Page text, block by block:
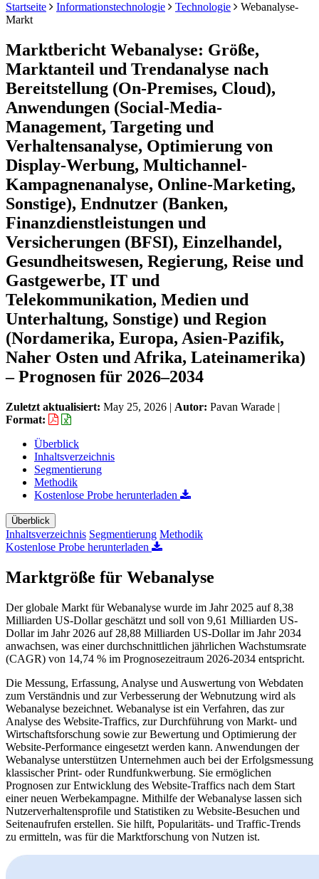
Startseite Informationstechnologie Technologie
Webanalyse-
Markt
Marktbericht Webanalyse: Größe,
Marktanteil und Trendanalyse nach
Bereitstellung (On-Premises, Cloud),
Anwendungen (Social-Media-
Management, Targeting und
Verhaltensanalyse, Optimierung von
Display-Werbung, Multichannel-
Kampagnenanalyse, Online-Marketing,
Sonstige), Endnutzer (Banken,
Finanzdienstleistungen und
Versicherungen (BFSI), Einzelhandel,
Gesundheitswesen, Regierung, Reise und
Gastgewerbe, IT und
Telekommunikation, Medien und
Unterhaltung, Sonstige) und Region
(Nordamerika, Europa, Asien-Pazifik,
Naher Osten und Afrika, Lateinamerika)
– Prognosen für 2026–2034
Zuletzt aktualisiert: May 25, 2026 | Autor: Pavan Warade |
Format:
Überblick
Inhaltsverzeichnis
Segmentierung
Methodik
Kostenlose Probe herunterladen
Überblick
Inhaltsverzeichnis Segmentierung Methodik
Kostenlose Probe herunterladen
Marktgröße für Webanalyse
Der globale Markt für Webanalyse wurde im Jahr 2025 auf 8,38
Milliarden US-Dollar geschätzt und soll von 9,61 Milliarden US-
Dollar im Jahr 2026 auf 28,88 Milliarden US-Dollar im Jahr 2034
anwachsen, was einer durchschnittlichen jährlichen Wachstumsrate
(CAGR) von 14,74 % im Prognosezeitraum 2026-2034 entspricht.
Die Messung, Erfassung, Analyse und Auswertung von Webdaten
zum Verständnis und zur Verbesserung der Webnutzung wird als
Webanalyse bezeichnet. Webanalyse ist ein Verfahren, das zur
Analyse des Website-Traffics, zur Durchführung von Markt- und
Wirtschaftsforschung sowie zur Bewertung und Optimierung der
Website-Performance eingesetzt werden kann. Anwendungen der
Webanalyse unterstützen Unternehmen auch bei der Erfolgsmessung
klassischer Print- oder Rundfunkwerbung. Sie ermöglichen
Prognosen zur Entwicklung des Website-Traffics nach dem Start
einer neuen Werbekampagne. Mithilfe der Webanalyse lassen sich
Nutzerverhaltensprofile und Statistiken zu Website-Besuchen und
Seitenaufrufen erstellen. Sie hilft, Popularitäts- und Traffic-Trends
zu ermitteln, was für die Marktforschung von Nutzen ist.